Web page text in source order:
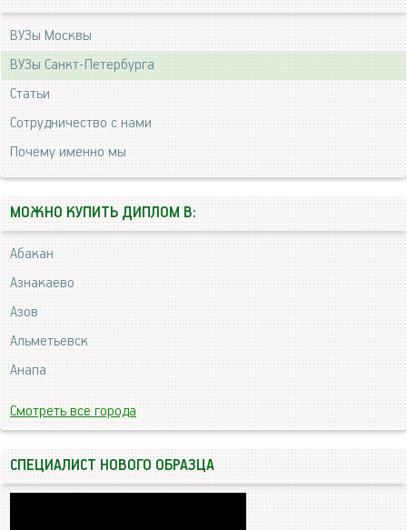
ВУЗы Москвы
ВУЗы Санкт-Петербурга
Статьи
Сотрудничество с нами
Почему именно мы
МОЖНО КУПИТЬ ДИПЛОМ В:
Абакан
Азнакаево
Азов
Альметьевск
Анапа
Смотреть все города
СПЕЦИАЛИСТ НОВОГО ОБРАЗЦА